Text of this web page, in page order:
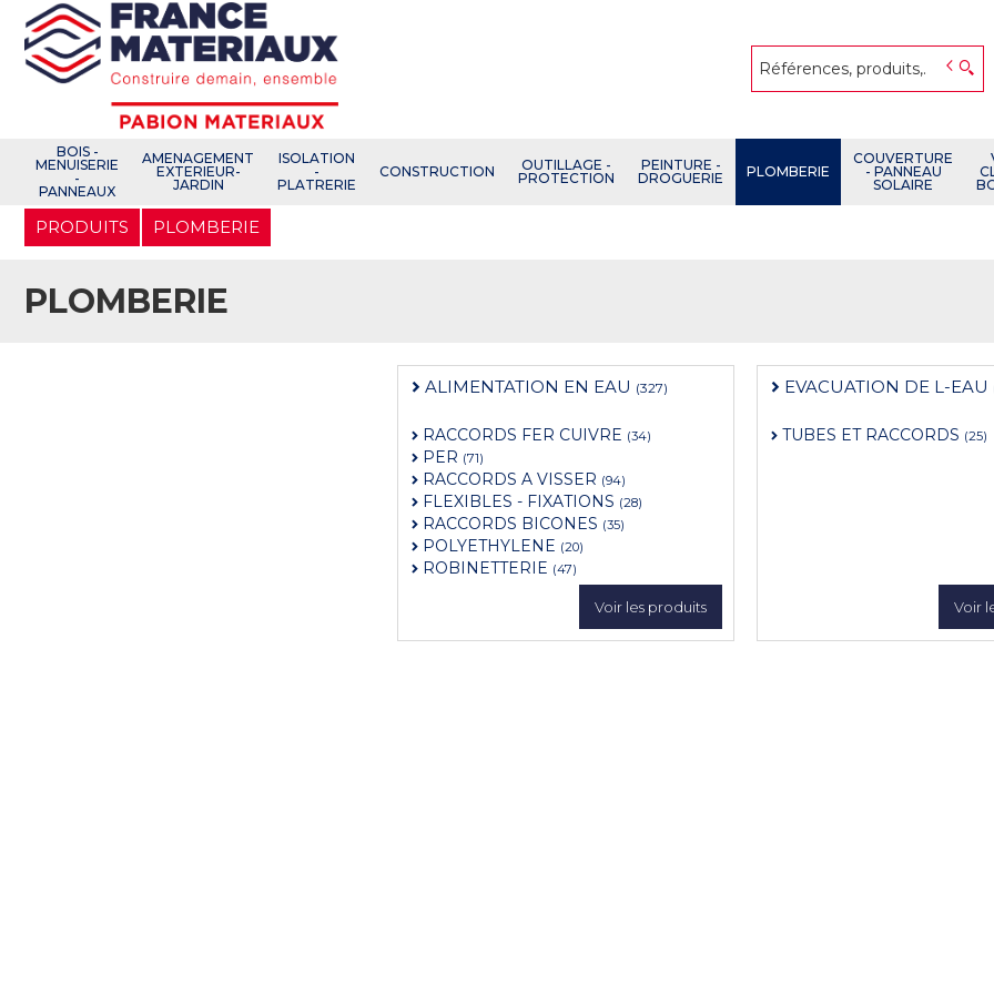
Aller
contenu
BOIS -
MENUISERIE
-
PANNEAUX
AMENAGEMENT
EXTERIEUR-
JARDIN
ISOLATION
-
PLATRERIE
CONSTRUCTION
OUTILLAGE -
PROTECTION
PEINTURE -
DROGUERIE
PLOMBERIE
COUVERTURE
- PANNEAU
SOLAIRE
PRODUITS PLOMBERIE
PLOMBERIE
ALIMENTATION EN EAU (327)
RACCORDS FER CUIVRE (34)
PER (71)
RACCORDS A VISSER (94)
FLEXIBLES - FIXATIONS (28)
RACCORDS BICONES (35)
POLYETHYLENE (20)
ROBINETTERIE (47)
Voir les produits
EVACUATION DE L-EAU
TUBES ET RACCORDS (25)
Voir